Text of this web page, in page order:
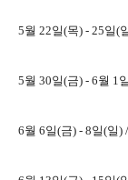
5월 22일(목) - 25일(
5월 30일(금) - 6월 1
6월 6일(금) - 8일(일) /